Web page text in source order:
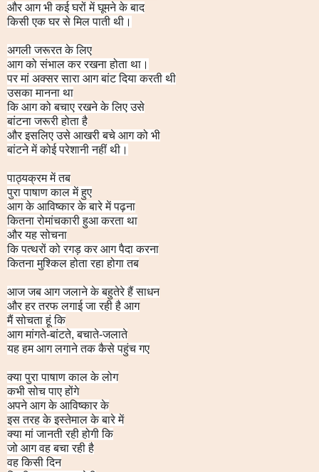
और आग भी कई घरों में घूमने के बाद
किसी एक घर से मिल पाती थी।
अगली जरूरत के लिए
आग को संभाल कर रखना होता था।
पर मां अक्सर सारा आग बांट दिया करती थी
उसका मानना था
कि आग को बचाए रखने के लिए उसे
बांटना जरूरी होता है
और इसलिए उसे आखरी बचे आग को भी
बांटने में कोई परेशानी नहीं थी।
पाठ्यक्रम में तब
पुरा पाषाण काल में हुए
आग के आविष्कार के बारे में पढ़ना
कितना रोमांचकारी हुआ करता था
और यह सोचना
कि पत्थरों को रगड़ कर आग पैदा करना
कितना मुश्किल होता रहा होगा तब
आज जब आग जलाने के बहुतेरे हैं साधन
और हर तरफ लगाई जा रही है आग
मैं सोचता हूं कि
आग मांगते-बांटते, बचाते-जलाते
यह हम आग लगाने तक कैसे पहुंच गए
क्या पुरा पाषाण काल के लोग
कभी सोच पाए होंगे
अपने आग के आविष्कार के
इस तरह के इस्तेमाल के बारे में
क्या मां जानती रही होगी कि
जो आग वह बचा रही है
वह किसी दिन